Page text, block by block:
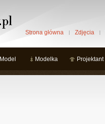
Strona główna Zdjęcia
Model Modelka Projektant